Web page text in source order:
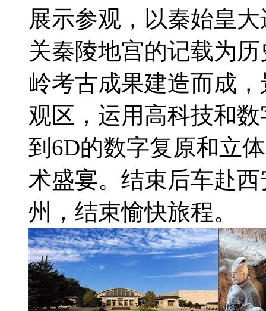
展示参观，以秦始皇
关秦陵地宫的记载为
岭考古成果建造而成
观区，运用高科技和
到6D的数字复原和立
术盛宴。结束后车赴
州，结束愉快旅程。